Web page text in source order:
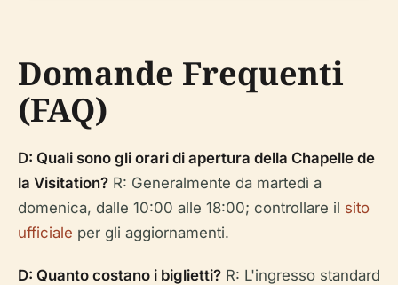
Domande Frequenti
(FAQ)
D: Quali sono gli orari di apertura della Chapelle de
la Visitation? R: Generalmente da martedì a
domenica, dalle 10:00 alle 18:00; controllare il sito
ufficiale per gli aggiornamenti.
D: Quanto costano i biglietti? R: L'ingresso standard